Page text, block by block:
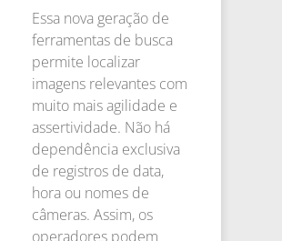
Essa nova geração de
ferramentas de busca
permite localizar
imagens relevantes com
muito mais agilidade e
assertividade. Não há
dependência exclusiva
de registros de data,
hora ou nomes de
câmeras. Assim, os
operadores podem